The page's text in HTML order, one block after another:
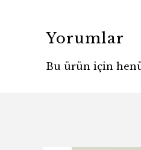
Yorumlar
Bu ürün için